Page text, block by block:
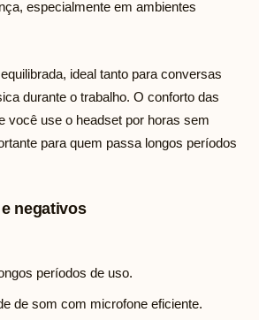
especialmente em ambientes
ideal tanto para conversas
durante o trabalho. O conforto das
você use o headset por horas sem
para quem passa longos períodos
negativos
períodos de uso.
de som com microfone eficiente.